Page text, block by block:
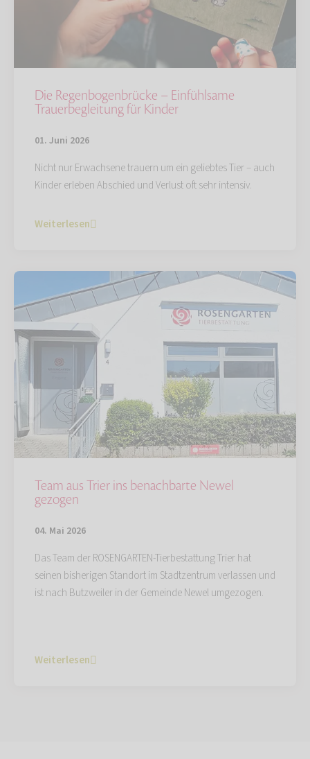
Die Regenbogenbrücke – Einfühlsame
Trauerbegleitung für Kinder
01. Juni 2026
Nicht nur Erwachsene trauern um ein geliebtes Tier – auch
Kinder erleben Abschied und Verlust oft sehr intensiv.
Weiterlesen
Team aus Trier ins benachbarte Newel
gezogen
04. Mai 2026
Das Team der ROSENGARTEN-Tierbestattung Trier hat
seinen bisherigen Standort im Stadtzentrum verlassen und
ist nach Butzweiler in der Gemeinde Newel umgezogen.
Weiterlesen